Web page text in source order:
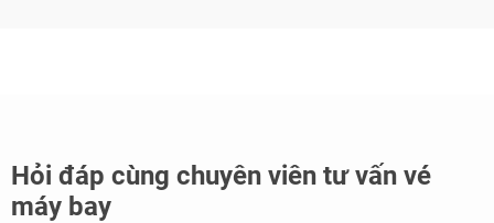
Hỏi đáp cùng chuyên viên tư vấn vé
máy bay